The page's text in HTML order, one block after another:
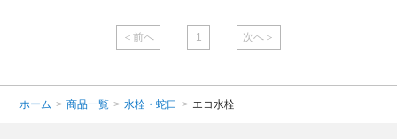
＜前へ 1 次へ＞
ホーム > 商品一覧 > 水栓・蛇口 > エコ水栓